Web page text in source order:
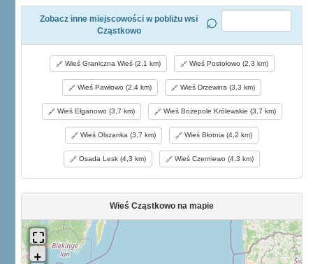
Zobacz inne miejscowości w pobliżu wsi
Cząstkowo
Wieś Graniczna Wieś (2,1 km) Wieś Postołowo (2,3 km)
Wieś Pawłowo (2,4 km) Wieś Drzewina (3,3 km)
Wieś Ełganowo (3,7 km) Wieś Bożepole Królewskie (3,7 km)
Wieś Olszanka (3,7 km) Wieś Błotnia (4,2 km)
Osada Lesk (4,3 km) Wieś Czerniewo (4,3 km)
Wieś Cząstkowo na mapie